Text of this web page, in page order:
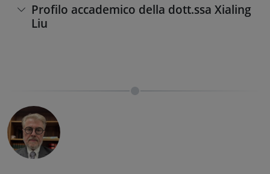
Profilo accademico della dott.ssa Xialing
Liu